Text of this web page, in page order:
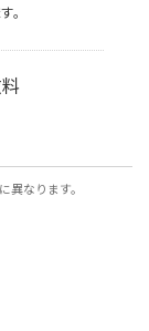
。
なります。